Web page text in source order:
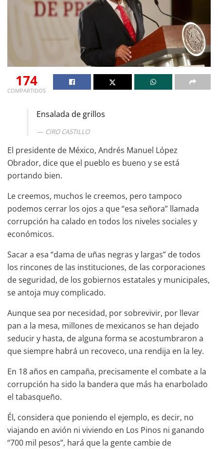
174
COMPARTIDOS
Ensalada de grillos
CIRO CASTILLO
El presidente de México, Andrés Manuel López
Obrador, dice que el pueblo es bueno y se está
portando bien.
Le creemos, muchos le creemos, pero tampoco
podemos cerrar los ojos a que “esa señora” llamada
corrupción ha calado en todos los niveles sociales y
económicos.
Sacar a esa “dama de uñas negras y largas” de todos
los rincones de las instituciones, de las corporaciones
de seguridad, de los gobiernos estatales y municipales,
se antoja muy complicado.
Aunque sea por necesidad, por sobrevivir, por llevar
pan a la mesa, millones de mexicanos se han dejado
seducir y hasta, de alguna forma se acostumbraron a
que siempre habrá un recoveco, una rendija en la ley.
En 18 años en campaña, precisamente el combate a la
corrupción ha sido la bandera que más ha enarbolado
el tabasqueño.
Él, considera que poniendo el ejemplo, es decir, no
viajando en avión ni viviendo en Los Pinos ni ganando
“700 mil pesos”, hará que la gente cambie de